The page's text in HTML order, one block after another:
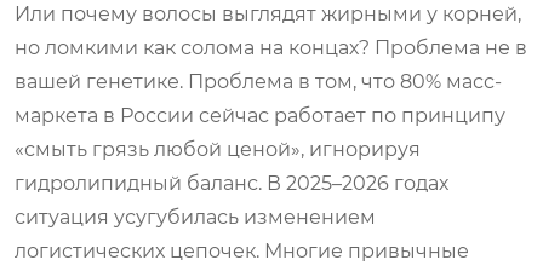
Или почему волосы выглядят жирными у корней,
но ломкими как солома на концах? Проблема не в
вашей генетике. Проблема в том, что 80% масс-
маркета в России сейчас работает по принципу
«смыть грязь любой ценой», игнорируя
гидролипидный баланс. В 2025–2026 годах
ситуация усугубилась изменением
логистических цепочек. Многие привычные